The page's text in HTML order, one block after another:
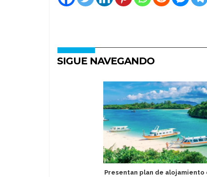
SIGUE NAVEGANDO
Presentan plan de alojamiento